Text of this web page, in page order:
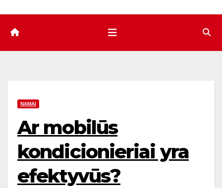
NAMAI
Ar mobilūs
kondicionieriai yra
efektyvūs?